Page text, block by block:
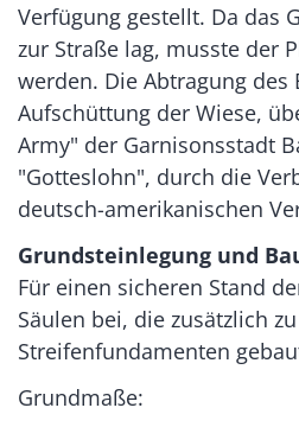
Verfügung gestellt. Da das
zur Straße lag, musste der
werden. Die Abtragung des
Aufschüttung der Wiese,
Army" der Garnisonsstadt
"Gotteslohn", durch die
deutsch-amerikanischen
Grundsteinlegung und
Für einen sicheren Stand
Säulen bei, die zusätzlich
Streifenfundamenten
Grundmaße: